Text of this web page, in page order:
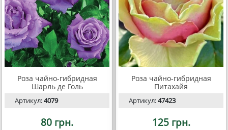
Роза чайно-гибридная
Шарль де Голь
Артикул:4079
80 грн.
Роза чайно-гибридная
Питахайя
Артикул:47423
125 грн.